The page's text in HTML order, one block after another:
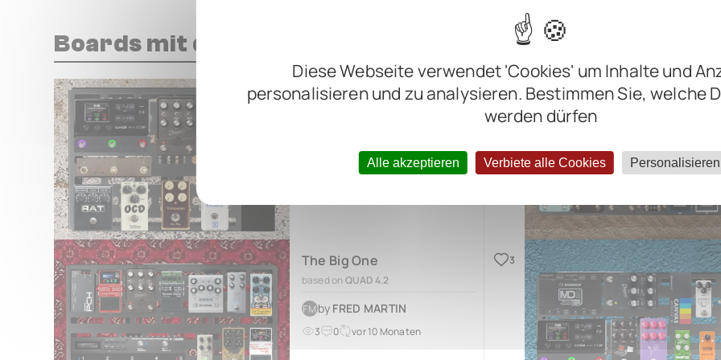
Diese Webseite verwendet 'Cookies' um Inhalte und
personalisieren und zu analysieren. Bestimmen Sie, welche
werden dürfen
Alle akzeptieren Verbiete alle Cookies Personalisieren
Boards mit diesem Pedal
New Pedal Board
vor mehr als 1 Jahr
0
The Big One
based on QUAD 4.2
FMby FRED MARTIN
3 0 vor 10 Monaten
3